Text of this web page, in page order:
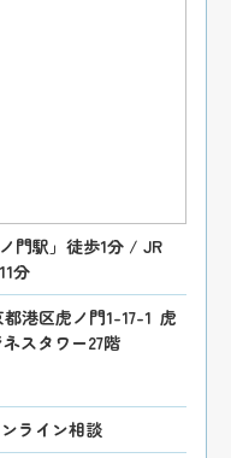
門駅」徒歩1分 / JR
分
都港区虎ノ門1-17-1 虎
スタワー27階
ライン相談